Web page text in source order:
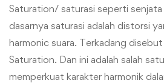
Saturation/ saturasi seperti senjata
dasarnya saturasi adalah distorsi
harmonic suara. Terkadang
Saturation. Dan ini adalah salah
memperkuat karakter harmonik